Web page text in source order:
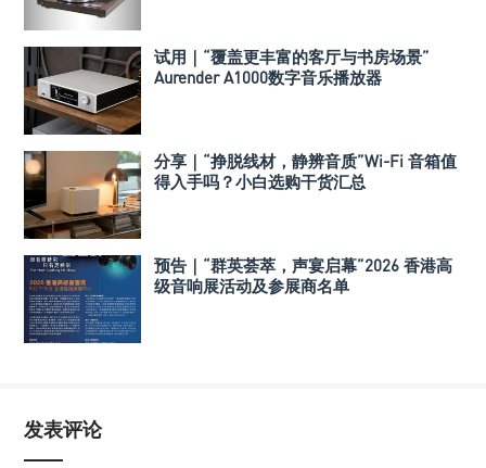
试用｜“覆盖更丰富的客厅与书房场景”
Aurender A1000数字音乐播放器
分享｜“挣脱线材，静辨音质”Wi-Fi 音箱值
得入手吗？小白选购干货汇总
预告｜“群英荟萃，声宴启幕”2026 香港高
级音响展活动及参展商名单
发表评论